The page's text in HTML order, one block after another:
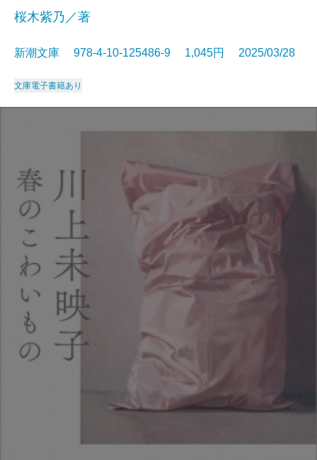
桜木紫乃／著
新潮文庫 978-4-10-125486-9 1,045円 2025/03/28
文庫電子書籍あり